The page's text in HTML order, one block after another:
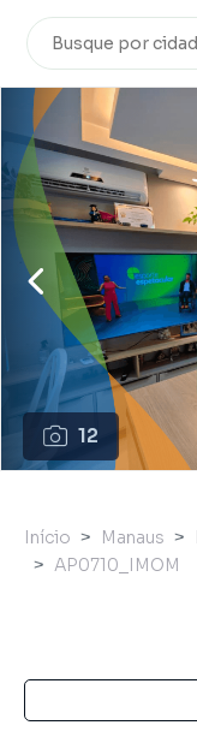
12
Início Manaus
AP0710_IMOM